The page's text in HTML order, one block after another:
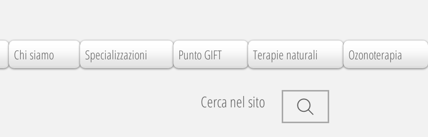
Chi siamo Specializzazioni Punto GIFT Terapie naturali Ozonoterapia
Cerca nel sito